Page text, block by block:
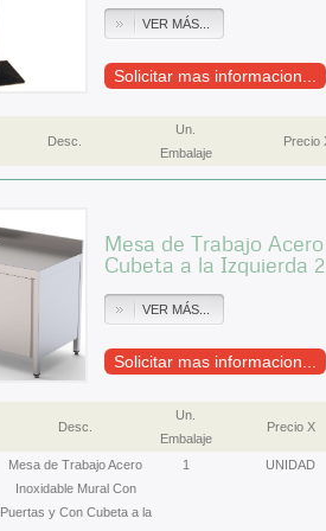
VER MÁS...
Solicitar mas informacion...
Desc.
Un.
Embalaje
Precio
Mesa de Trabajo
Cubeta a la Izquierda
VER MÁS...
Solicitar mas informacion...
Desc.
Un.
Embalaje
Precio X
Mesa de Trabajo Acero
Inoxidable Mural Con
Puertas y Con Cubeta a la
1 UNIDAD